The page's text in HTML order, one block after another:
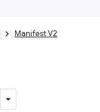
Manifest V2